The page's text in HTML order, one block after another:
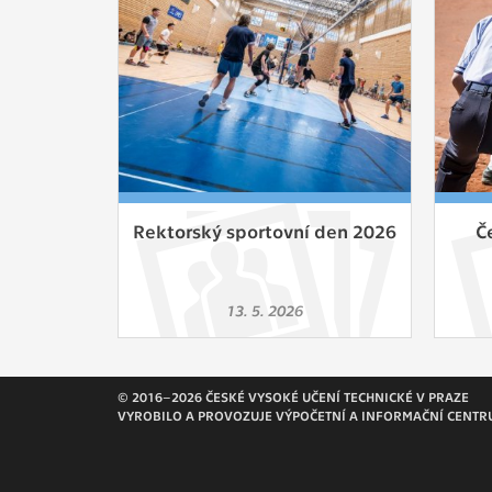
Slouží pro
pomáhají
stran,
Využívané
Vašich
analýzou
zůstala
Rektorský sportovní den 2026
13. 5. 2026
© 2016–2026 ČESKÉ VYSOKÉ UČENÍ TECHNICKÉ V PRAZE
VYROBILO A PROVOZUJE VÝPOČETNÍ A INFORMAČNÍ